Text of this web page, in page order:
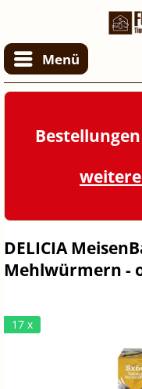
Menü
DELICIA
Mehlwürmern -
17 x